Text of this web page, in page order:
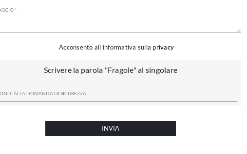
Acconsento all'informativa sulla privacy
Scrivere la parola "Fragole" al singolare
INVIA